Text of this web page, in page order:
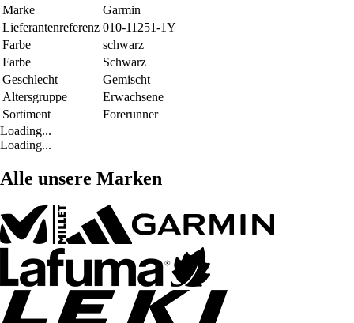
Marke
Garmin
Lieferantenreferenz 010-11251-1Y
Farbe
schwarz
Farbe
Schwarz
Geschlecht
Gemischt
Altersgruppe
Erwachsene
Sortiment
Forerunner
Loading...
Loading...
Alle unsere Marken